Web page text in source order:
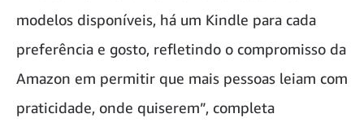
modelos disponíveis, há um Kindle para cada
preferência e gosto, refletindo o compromisso da
Amazon em permitir que mais pessoas leiam com
praticidade, onde quiserem”, completa